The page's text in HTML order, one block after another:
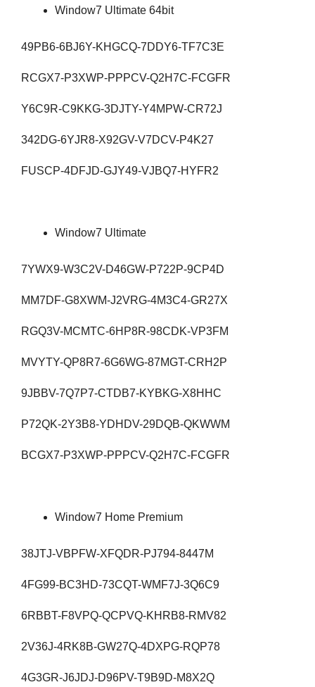
Window7 Ultimate 64bit
49PB6-6BJ6Y-KHGCQ-7DDY6-TF7C3E
RCGX7-P3XWP-PPPCV-Q2H7C-FCGFR
Y6C9R-C9KKG-3DJTY-Y4MPW-CR72J
342DG-6YJR8-X92GV-V7DCV-P4K27
FUSCP-4DFJD-GJY49-VJBQ7-HYFR2
Window7 Ultimate
7YWX9-W3C2V-D46GW-P722P-9CP4D
MM7DF-G8XWM-J2VRG-4M3C4-GR27X
RGQ3V-MCMTC-6HP8R-98CDK-VP3FM
MVYTY-QP8R7-6G6WG-87MGT-CRH2P
9JBBV-7Q7P7-CTDB7-KYBKG-X8HHC
P72QK-2Y3B8-YDHDV-29DQB-QKWWM
BCGX7-P3XWP-PPPCV-Q2H7C-FCGFR
Window7 Home Premium
38JTJ-VBPFW-XFQDR-PJ794-8447M
4FG99-BC3HD-73CQT-WMF7J-3Q6C9
6RBBT-F8VPQ-QCPVQ-KHRB8-RMV82
2V36J-4RK8B-GW27Q-4DXPG-RQP78
4G3GR-J6JDJ-D96PV-T9B9D-M8X2Q